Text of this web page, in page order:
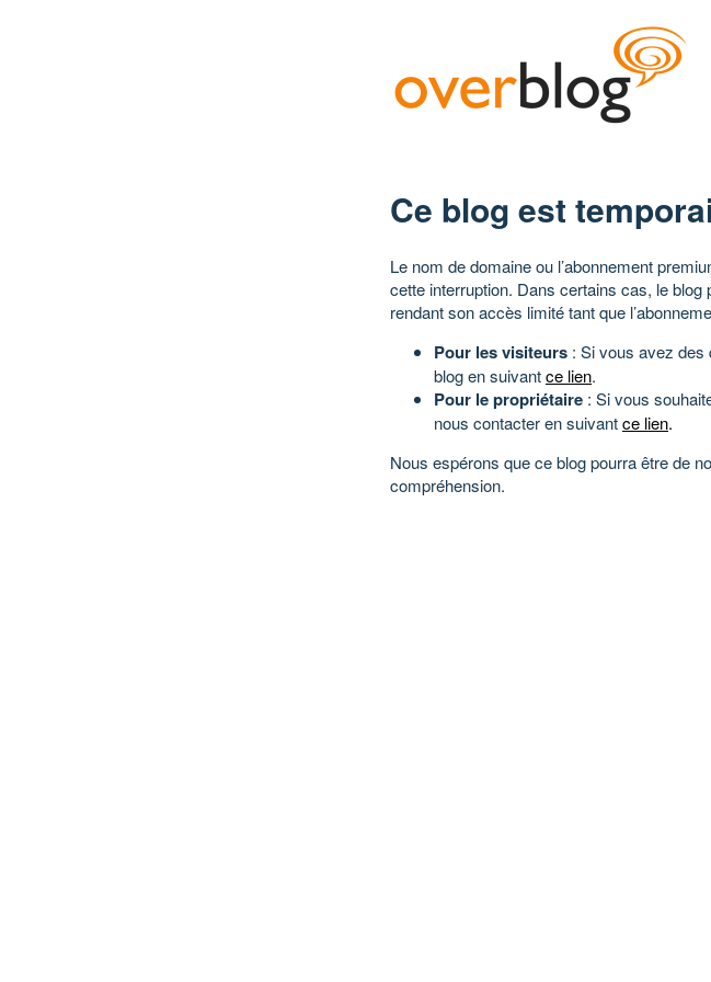
Ce blog est
Le nom de domaine ou l’abonnement
cette interruption. Dans certains cas, le
rendant son accès limité tant que
Pour les visiteurs : Si vous avez des
blog en suivantce lien.
Pour le propriétaire : Si vous
nous contacter en suivantce lien.
Nous espérons que ce blog pourra être de
compréhension.